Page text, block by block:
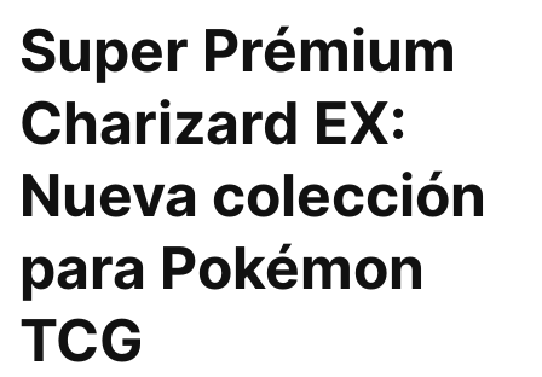
Super Prémium
Charizard EX:
Nueva colección
para Pokémon
TCG